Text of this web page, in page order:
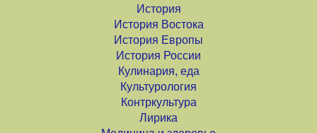
История
История Востока
История Европы
История России
Кулинария, еда
Культурология
Контркультура
Лирика